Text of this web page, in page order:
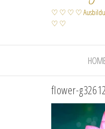
♡ ♡ ♡ ♡
♡ ♡
flower-